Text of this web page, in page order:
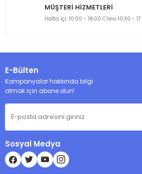
MÜŞTERİ HİZMETLERİ
Hafta içi: 10:00 - 18:00 C.tesi 10:30 -
E-Bülten
Kampanyalar hakkında bilgi
almak için abone olun!
Sosyal Medya